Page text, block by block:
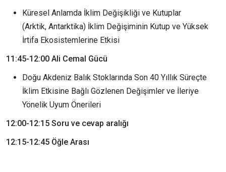
Küresel Anlamda İklim Değişikliği ve Kutuplar
(Arktik, Antarktika) İklim Değişiminin Kutup ve Yüksek
İrtifa Ekosistemlerine Etkisi
11:45-12:00 Ali Cemal Gücü
Doğu Akdeniz Balık Stoklarında Son 40 Yıllık Süreçte
İklim Etkisine Bağlı Gözlenen Değişimler ve İleriye
Yönelik Uyum Önerileri
12:00-12:15 Soru ve cevap aralığı
12:15-12:45 Öğle Arası